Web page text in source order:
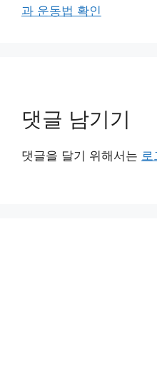
과 운동법 확인
댓글 남기기
댓글을 달기 위해서는 로